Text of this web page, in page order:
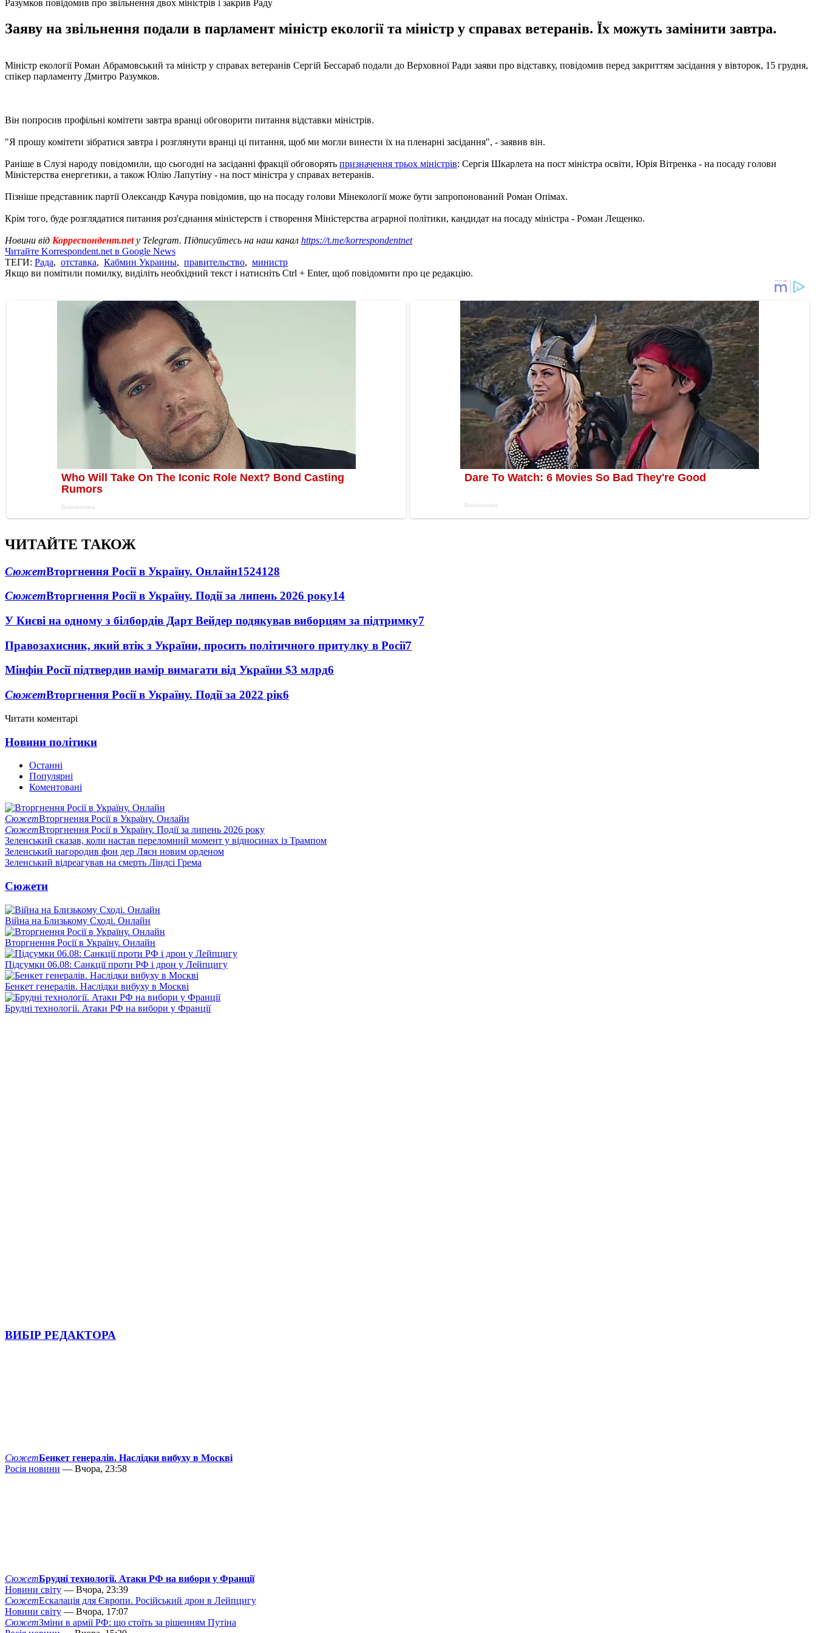
Разумков повідомив про звільнення двох міністрів і закрив Раду
Заяву на звільнення подали в парламент міністр екології та міністр у справах ветеранів. Їх можуть замінити завтра.
Міністр екології Роман Абрамовський та міністр у справах ветеранів Сергій Бессараб подали до Верховної Ради заяви про відставку, повідомив перед закриттям засідання у вівторок, 15 грудня,
спікер парламенту Дмитро Разумков.
Він попросив профільні комітети завтра вранці обговорити питання відставки міністрів.
"Я прошу комітети зібратися завтра і розглянути вранці ці питання, щоб ми могли винести їх на пленарні засідання", - заявив він.
Раніше в Слузі народу повідомили, що сьогодні на засіданні фракції обговорять призначення трьох міністрів: Сергія Шкарлета на пост міністра освіти, Юрія Вітренка - на посаду голови
Міністерства енергетики, а також Юлію Лапутіну - на пост міністра у справах ветеранів.
Пізніше представник партії Олександр Качура повідомив, що на посаду голови Мінекології може бути запропонований Роман Опімах.
Крім того, буде розглядатися питання роз'єднання міністерств і створення Міністерства аграрної політики, кандидат на посаду міністра - Роман Лещенко.
Новини від Корреспондент.netу Telegram. Підписуйтесь на наш канал https://t.me/korrespondentnet
Читайте Korrespondent.net в Google News
ТЕГИ: Рада, отставка, Кабмин Украины, правительство, министр
Якщо ви помітили помилку, виділіть необхідний текст і натисніть Ctrl + Enter, щоб повідомити про це редакцію.
ЧИТАЙТЕ ТАКОЖ
СюжетВторгнення Росії в Україну. Онлайн1524128
СюжетВторгнення Росії в Україну. Події за липень 2026 року14
У Києві на одному з білбордів Дарт Вейдер подякував виборцям за підтримку7
Правозахисник, який втік з України, просить політичного притулку в Росії7
Мінфін Росії підтвердив намір вимагати від України $3 млрд6
СюжетВторгнення Росії в Україну. Події за 2022 рік6
Читати коментарі
Новини політики
Останні
Популярні
Коментовані
СюжетВторгнення Росії в Україну. Онлайн
СюжетВторгнення Росії в Україну. Події за липень 2026 року
Зеленський сказав, коли настав переломний момент у відносинах із Трампом
Зеленський нагородив фон дер Ляєн новим орденом
Зеленський відреагував на смерть Ліндсі Грема
Сюжети
Війна на Близькому Сході. Онлайн
Вторгнення Росії в Україну. Онлайн
Підсумки 06.08: Санкції проти РФ і дрон у Лейпцигу
Бенкет генералів. Наслідки вибуху в Москві
Брудні технології. Атаки РФ на вибори у Франції
ВИБІР РЕДАКТОРА
СюжетБенкет генералів. Наслідки вибуху в Москві
Росія новини — Вчора, 23:58
СюжетБрудні технології. Атаки РФ на вибори у Франції
Новини світу — Вчора, 23:39
СюжетЕскалація для Європи. Російський дрон в Лейпцигу
Новини світу — Вчора, 17:07
СюжетЗміни в армії РФ: що стоїть за рішенням Путіна